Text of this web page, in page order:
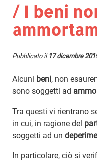
/ I beni
Pubblicato il 17 dicembre
Alcuni beni, non
sono soggetti ad
Tra questi vi rientrano
in cui, in ragione del
soggetti ad un
In particolare, ciò si